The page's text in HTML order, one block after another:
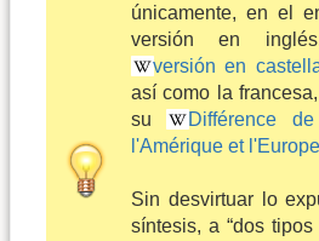
únicamente, en el
versión en
versión en
así como la
su
Différence
l'Amérique et l'Europe
Sin desvirtuar lo
síntesis, a “dos